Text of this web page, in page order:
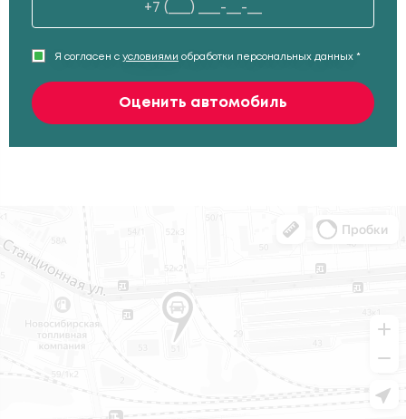
Я согласен с условиями обработки персональных данных *
Оценить автомобиль